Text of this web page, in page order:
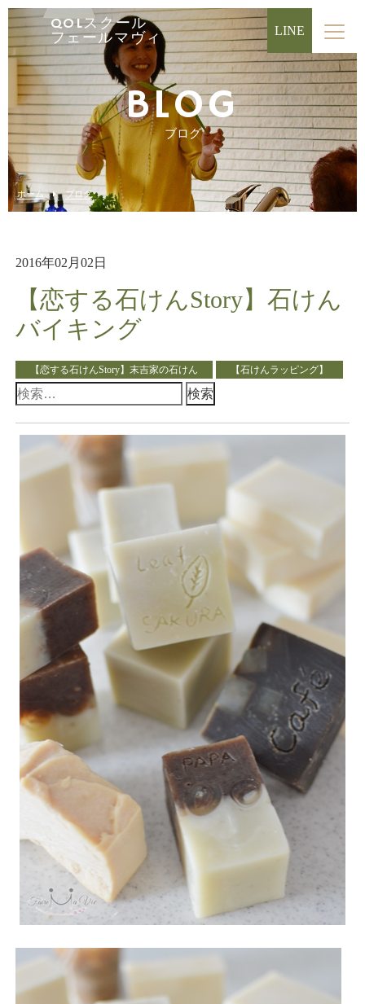
QOLスクール
フェールマヴィ
LINE
BLOG
ブログ
ホーム ブログ
2016年02月02日
【恋する石けんStory】石けん
バイキング
【恋する石けんStory】末吉家の石けん 【石けんラッピング】
検